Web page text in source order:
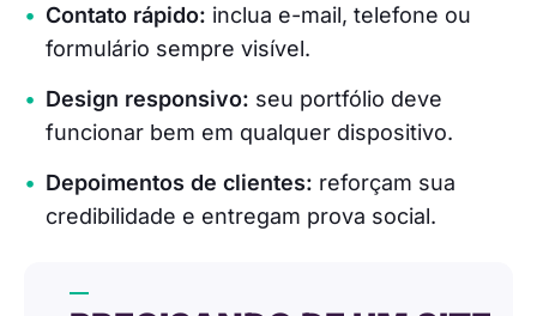
Contato rápido: inclua e-mail, telefone ou
formulário sempre visível.
Design responsivo: seu portfólio deve
funcionar bem em qualquer dispositivo.
Depoimentos de clientes: reforçam sua
credibilidade e entregam prova social.